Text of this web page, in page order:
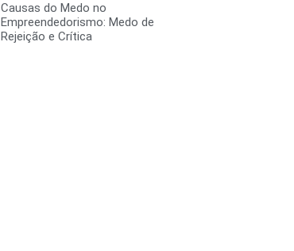
Causas do Medo no
Empreendedorismo: Medo de
Rejeição e Crítica